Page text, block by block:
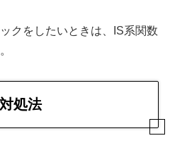
クをしたいときは、IS系関数
処法